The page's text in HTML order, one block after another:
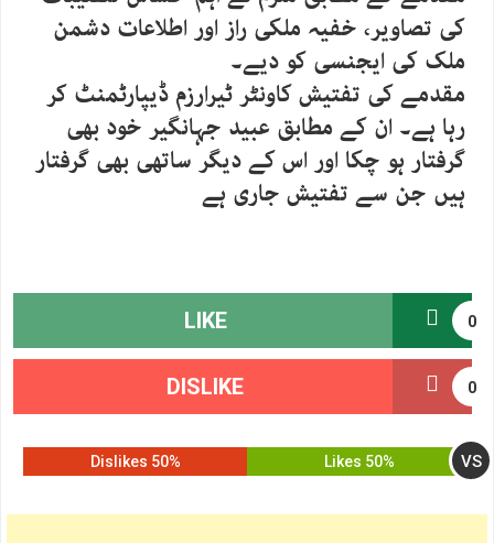
کی تصاویر، خفیہ ملکی راز اور اطلاعات دشمن
ملک کی ایجنسی کو دیے۔
مقدمے کی تفتیش کاونٹر ٹیرارزم ڈیپارٹمنٹ کر
رہا ہے۔ ان کے مطابق عبید جہانگیر خود بھی
گرفتار ہو چکا اور اس کے دیگر ساتھی بھی گرفتار
ہیں جن سے تفتیش جاری ہے
0
LIKE
0
DISLIKE
50% Likes VS
50% Dislikes